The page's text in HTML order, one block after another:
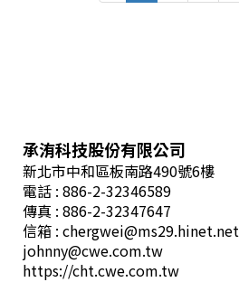
承洧科技股份有限公司
新北市中和區板南路490號6樓
電話 : 886-2-32346589
傳真 : 886-2-32347647
信箱 : chergwei@ms29.hinet.net
johnny@cwe.com.tw
https://cht.cwe.com.tw